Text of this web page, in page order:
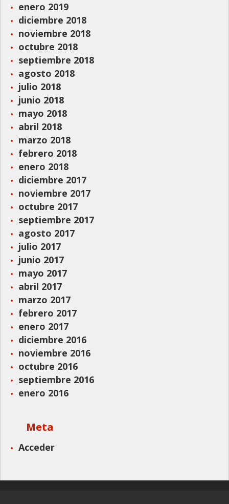
enero 2019
diciembre 2018
noviembre 2018
octubre 2018
septiembre 2018
agosto 2018
julio 2018
junio 2018
mayo 2018
abril 2018
marzo 2018
febrero 2018
enero 2018
diciembre 2017
noviembre 2017
octubre 2017
septiembre 2017
agosto 2017
julio 2017
junio 2017
mayo 2017
abril 2017
marzo 2017
febrero 2017
enero 2017
diciembre 2016
noviembre 2016
octubre 2016
septiembre 2016
enero 2016
Meta
Acceder